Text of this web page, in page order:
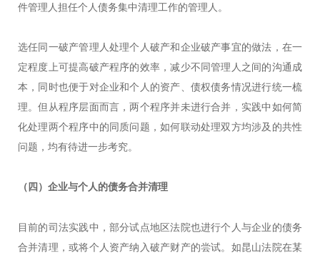
件管理人担任个人债务集中清理工作的管理人。
选任同一破产管理人处理个人破产和企业破产事宜的做法，在一
定程度上可提高破产程序的效率，减少不同管理人之间的沟通成
本，同时也便于对企业和个人的资产、债权债务情况进行统一梳
理。但从程序层面而言，两个程序并未进行合并，实践中如何简
化处理两个程序中的同质问题，如何联动处理双方均涉及的共性
问题，均有待进一步考究。
（四） 企业与个人的债务合并清理
目前的司法实践中，部分试点地区法院也进行个人与企业的债务
合并清理，或将个人资产纳入破产财产的尝试。如昆山法院在某